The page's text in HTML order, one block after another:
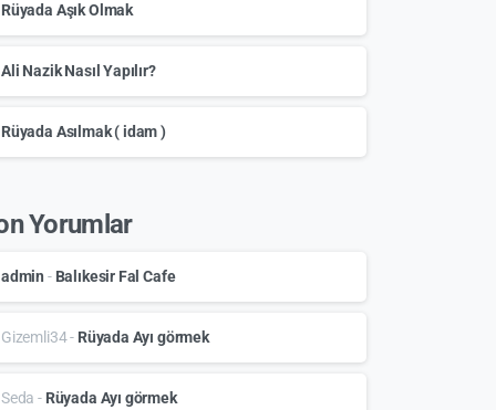
Rüyada Aşık Olmak
Ali Nazik Nasıl Yapılır?
Rüyada Asılmak ( idam )
Yorumlar
admin - Balıkesir Fal Cafe
Gizemli34- Rüyada Ayı görmek
Seda - Rüyada Ayı görmek